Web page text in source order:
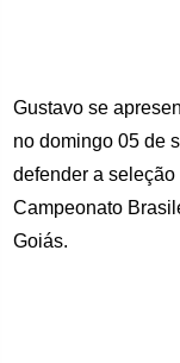
Gustavo se
no domingo 05 de
defender a
Campeonato
Goiás.